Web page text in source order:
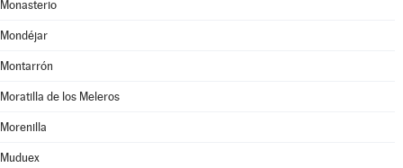
Monasterio
Mondéjar
Montarrón
Moratilla de los Meleros
Morenilla
Muduex